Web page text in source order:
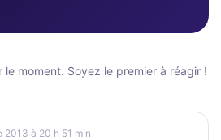
le moment. Soyez le premier à réagir !
2013 à 20 h 51 min